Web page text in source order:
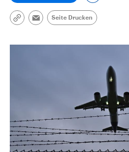
Link
Email
Seite Drucken